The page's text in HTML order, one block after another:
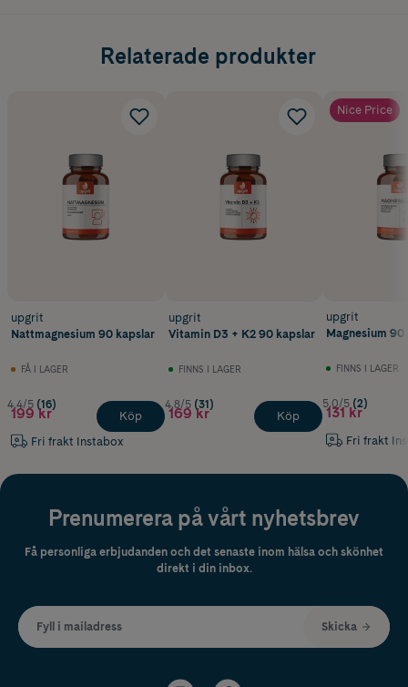
Relaterade produkter
upgrit
Nattmagnesium 90 kapslar
FÅ I LAGER
4.4/5 (16)
199 kr
Fri frakt Instabox
Köp
upgrit
Vitamin D3 + K2 90 kapslar
FINNS I LAGER
4.8/5 (31)
169 kr Köp
Nice Price
upgrit
Magnesium 90
FINNS I LAGER
5.0/5 (2)
131 kr
Fri frakt
Prenumerera på vårt nyhetsbrev
Få personliga erbjudanden och det senaste inom hälsa och skönhet
direkt i din inbox.
Fyll i mailadress Skicka